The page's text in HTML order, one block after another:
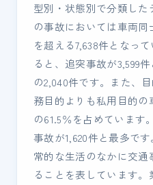
型別・状態別で分類し
の事故においては車両
を超える7,638件となっ
ると、追突事故が3,599
の2,040件です。また、
務目的よりも私用目的
の61.5％を占めています
事故が1,620件と最多で
常的な生活のなかに交
ることを表しています